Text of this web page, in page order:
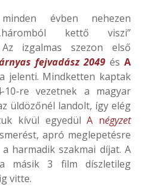
évben nehezen
kettő viszi”
izgalmas szezon első
fejvadász 2049 és A
jelenti. Mindketten kaptak
10-re vezetnek a magyar
üldözőnél landolt, így elég
kívül egyedülA négyzet
apró meglepetésre
harmadik szakmai díjat. A
másik 3 film díszletileg
vitte.